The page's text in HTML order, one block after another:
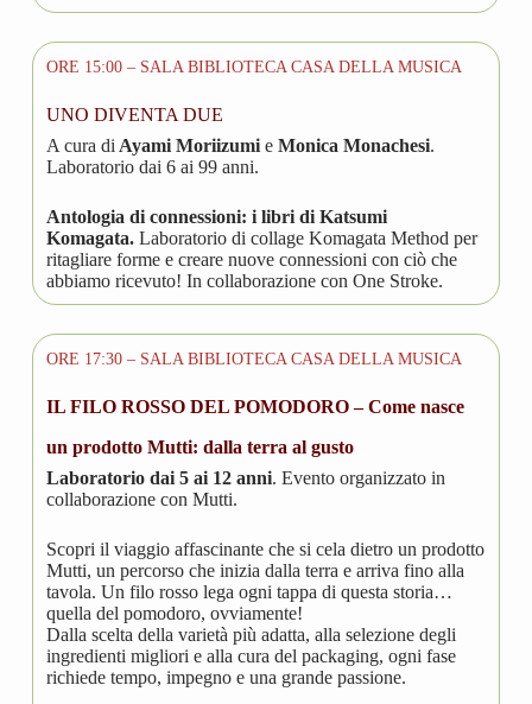
ORE 15:00 – SALA BIBLIOTECA CASA DELLA MUSICA
UNO DIVENTA DUE
A cura di Ayami Moriizumi e Monica Monachesi.
Laboratorio dai 6 ai 99 anni.
Antologia di connessioni: i libri di Katsumi
Komagata. Laboratorio di collage Komagata Method per
ritagliare forme e creare nuove connessioni con ciò che
abbiamo ricevuto! In collaborazione con One Stroke.
ORE 17:30 – SALA BIBLIOTECA CASA DELLA MUSICA
IL FILO ROSSO DEL POMODORO –Come nasce
un prodotto Mutti: dalla terra al gusto
Laboratorio dai 5 ai 12 anni. Evento organizzato in
collaborazione con Mutti.
Scopri il viaggio affascinante che si cela dietro un prodotto
Mutti, un percorso che inizia dalla terra e arriva fino alla
tavola. Un filo rosso lega ogni tappa di questa storia…
quella del pomodoro, ovviamente!
Dalla scelta della varietà più adatta, alla selezione degli
ingredienti migliori e alla cura del packaging, ogni fase
richiede tempo, impegno e una grande passione.